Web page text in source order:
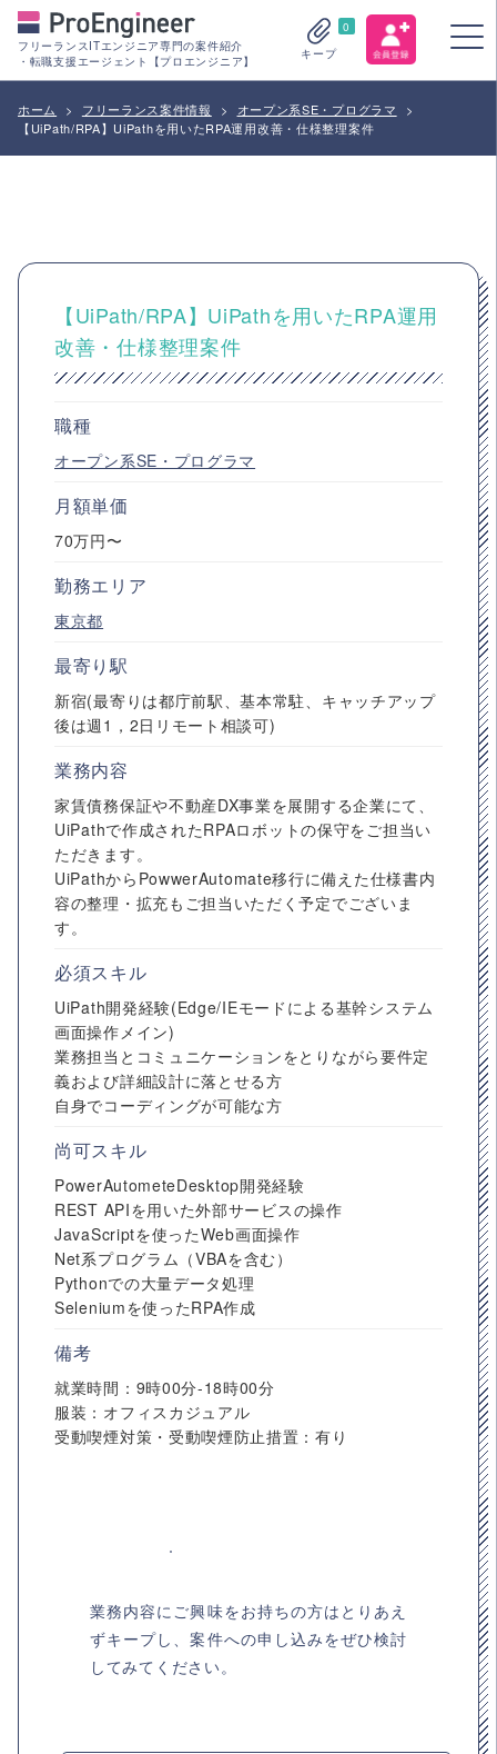
フリーランスITエンジニア専門の案件紹介
・転職支援エージェント【プロエンジニア】
0
キープ
ホーム > フリーランス案件情報 > オープン系SE・プログラマ
>
【UiPath/RPA】UiPathを用いたRPA運用改善・仕様整理案件
【UiPath/RPA】UiPathを用いたRPA運用
改善・仕様整理案件
職種
オープン系SE・プログラマ
月額単価
70万円〜
勤務エリア
東京都
最寄り駅
新宿(最寄りは都庁前駅、基本常駐、キャッチアップ
後は週1，2日リモート相談可)
業務内容
家賃債務保証や不動産DX事業を展開する企業にて、
UiPathで作成されたRPAロボットの保守をご担当い
ただきます。
UiPathからPowwerAutomate移行に備えた仕様書内
容の整理・拡充もご担当いただく予定でございま
す。
必須スキル
UiPath開発経験(Edge/IEモードによる基幹システム
画面操作メイン)
業務担当とコミュニケーションをとりながら要件定
義および詳細設計に落とせる方
自身でコーディングが可能な方
尚可スキル
PowerAutometeDesktop開発経験
REST APIを用いた外部サービスの操作
JavaScriptを使ったWeb画面操作
Net系プログラム（VBAを含む）
Pythonでの大量データ処理
Seleniumを使ったRPA作成
備考
就業時間：9時00分-18時00分
服装：オフィスカジュアル
受動喫煙対策・受動喫煙防止措置：有り
業務内容にご興味をお持ちの方はとりあえ
ずキープし、案件への申し込みをぜひ検討
してみてください。